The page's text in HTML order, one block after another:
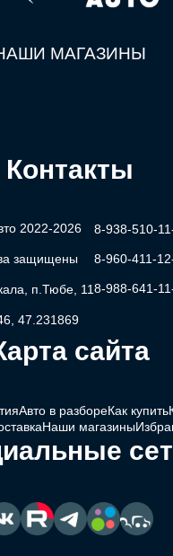
МАГАЗИНЫ
Контакты
2022-2026
защищены
п.Тюбе, 11
47.231869
8-938-510-
8-960-411-
8-988-641-
сайта
Авто в разбореКак купить
Наши магазины